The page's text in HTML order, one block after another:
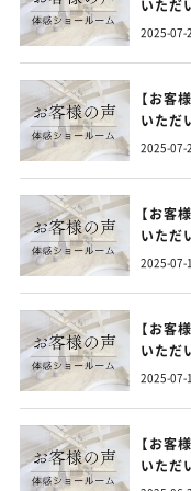
いただ
す！
2025-07-
【お客
いただ
す！
2025-07-
【お客
いただ
す！
2025-07-
【お客
いただ
す！
2025-07-
【お客
いただ